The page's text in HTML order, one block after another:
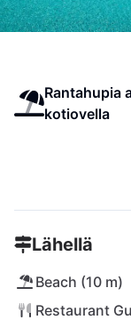
Rantahupia
kotiovella
Lähellä
Beach (10 m)
Restaurant